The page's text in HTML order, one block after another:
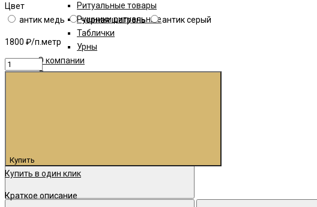
Ритуальные товары
Рушники ритуальные
Таблички
Урны
О компании
Доставка и оплата
Цвет
антик медь
черная шагрень антик серый
1800 ₽/п.метр
Купить
Купить в один клик
Краткое описание